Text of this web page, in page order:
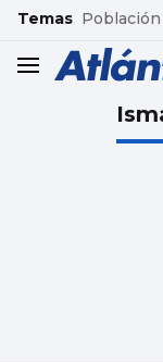
common.go-to-
Temas